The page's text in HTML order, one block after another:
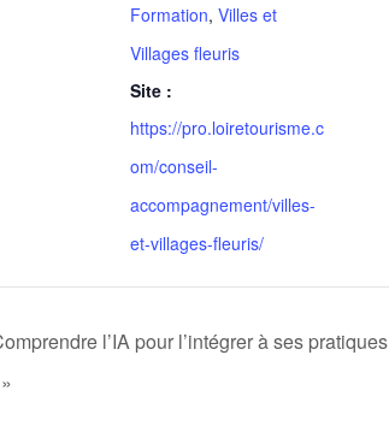
Formation, Villes et
Villages fleuris
Site :
https://pro.loiretourisme.c
om/conseil-
accompagnement/villes-
et-villages-fleuris/
l’IA pour l’intégrer à ses pratiques